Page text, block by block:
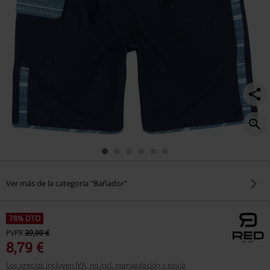
Ver más de la categoría "Bañador"
78% DTO
PVPR39,99 €
8,79 €
Los precios incluyen IVA, no incl. manipulación y envío